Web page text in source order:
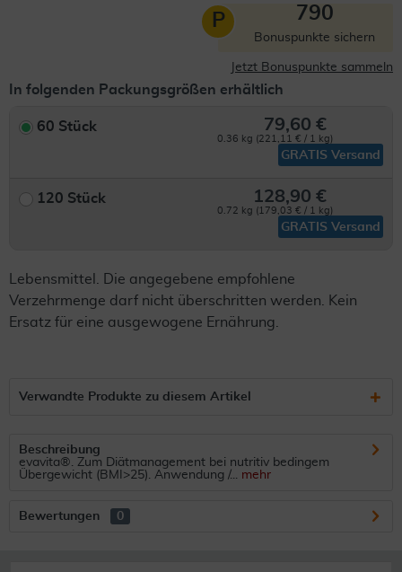
P 790
Bonuspunkte sichern
Jetzt Bonuspunkte sammeln
In folgenden Packungsgrößen erhältlich
60 Stück 79,60 €
0.36 kg (221,11 € / 1 kg)
GRATIS Versand
120 Stück 128,90 €
0.72 kg (179,03 € / 1 kg)
GRATIS Versand
Lebensmittel. Die angegebene empfohlene
Verzehrmenge darf nicht überschritten werden. Kein
Ersatz für eine ausgewogene Ernährung.
Verwandte Produkte zu diesem Artikel
Beschreibung
evavita®. Zum Diätmanagement bei nutritiv bedingem
Übergewicht (BMI>25). Anwendung /... mehr
Bewertungen 0